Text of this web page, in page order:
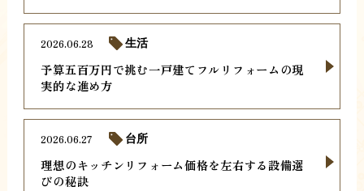
予算五百万円で挑む一戸建てフルリフォームの現
実的な進め方
2026.06.28 生活
理想のキッチンリフォーム価格を左右する設備選
びの秘訣
2026.06.27 台所